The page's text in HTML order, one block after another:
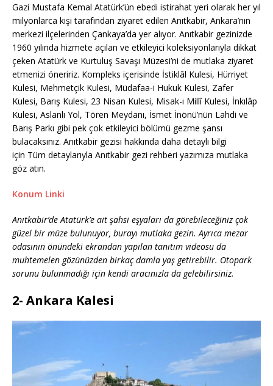
Gazi Mustafa Kemal Atatürk’ün ebedi istirahat yeri olarak her yıl
milyonlarca kişi tarafından ziyaret edilen Anıtkabir, Ankara’nın
merkezi ilçelerinden Çankaya’da yer alıyor. Anıtkabir gezinizde
1960 yılında hizmete açılan ve etkileyici koleksiyonlarıyla dikkat
çeken Atatürk ve Kurtuluş Savaşı Müzesi’ni de mutlaka ziyaret
etmenizi öneririz. Kompleks içerisinde İstiklâl Kulesi, Hürriyet
Kulesi, Mehmetçik Kulesi, Müdafaa-i Hukuk Kulesi, Zafer
Kulesi, Barış Kulesi, 23 Nisan Kulesi, Misak-ı Millî Kulesi, İnkılâp
Kulesi, Aslanlı Yol, Tören Meydanı, İsmet İnönü’nün Lahdi ve
Barış Parkı gibi pek çok etkileyici bölümü gezme şansı
bulacaksınız. Anıtkabir gezisi hakkında daha detaylı bilgi
için Tüm detaylarıyla Anıtkabir gezi rehberi yazımıza mutlaka
göz atın.
Konum Linki
Anıtkabir’de Atatürk’e ait şahsi eşyaları da görebileceğiniz çok
güzel bir müze bulunuyor, burayı mutlaka gezin. Ayrıca mezar
odasının önündeki ekrandan yapılan tanıtım videosu da
muhtemelen gözünüzden birkaç damla yaş getirebilir. Otopark
sorunu bulunmadığı için kendi aracınızla da gelebilirsiniz.
2- Ankara Kalesi